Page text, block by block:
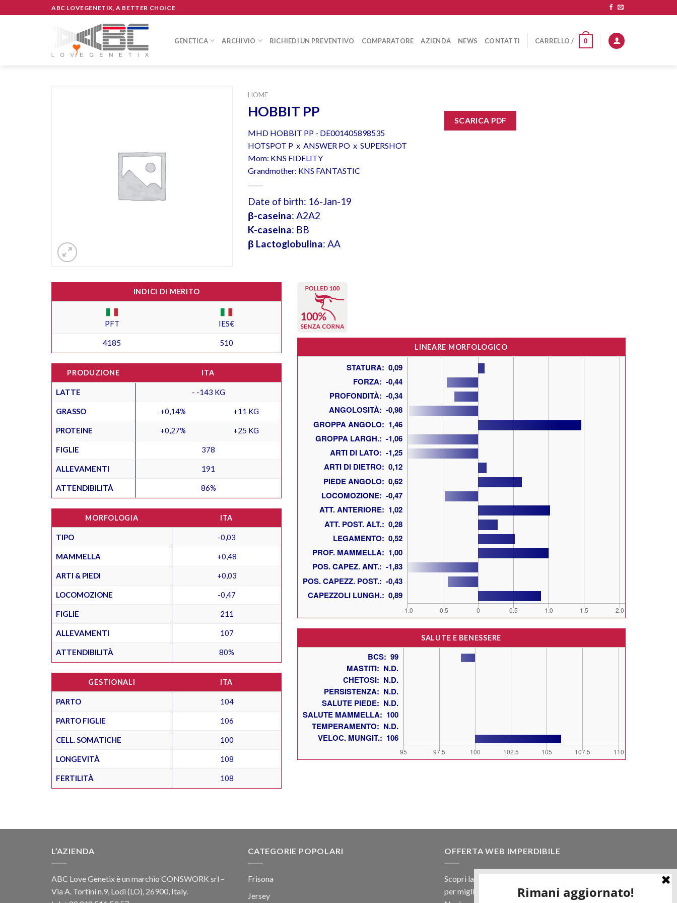
to
ABC LOVEGENETIX, A BETTER CHOICE
GENETICA ARCHIVIO RICHIEDI UN PREVENTIVO COMPARATORE AZIENDA NEWS CONTATTI CARRELLO / 0
HOME
HOBBIT PP
MHD HOBBIT PP - DE001405898535
HOTSPOT P x ANSWER PO x SUPERSHOT
Mom: KNS FIDELITY
Grandmother: KNS FANTASTIC
Date of birth: 16-Jan-19
β-caseina: A2A2
K-caseina: BB
β Lactoglobulina: AA
SCARICA PDF
INDICI DI MERITO
PFT IES€
4185 510
PRODUZIONE ITA
LATTE - -143 KG
GRASSO +0,14% +11 KG
PROTEINE +0,27% +25 KG
FIGLIE 378
ALLEVAMENTI 191
ATTENDIBILITÀ 86%
MORFOLOGIA ITA
TIPO -0,03
MAMMELLA +0,48
ARTI & PIEDI +0,03
LOCOMOZIONE -0,47
FIGLIE 211
ALLEVAMENTI 107
ATTENDIBILITÀ 80%
GESTIONALI ITA
PARTO 104
PARTO FIGLIE 106
CELL. SOMATICHE 100
LONGEVITÀ 108
FERTILITÀ 108
LINEARE MORFOLOGICO
SALUTE E BENESSERE
L’AZIENDA
ABC Love Genetix è un marchio CONSWORK srl –
Via A. Tortini n.9, Lodi (LO), 26900, Italy.
CATEGORIE POPOLARI
Frisona
Jersey
OFFERTA WEB IMPERDIBILE
Scopri la nostra offerta web! Un prezzo mai visto,
per migliaia di prodotti.